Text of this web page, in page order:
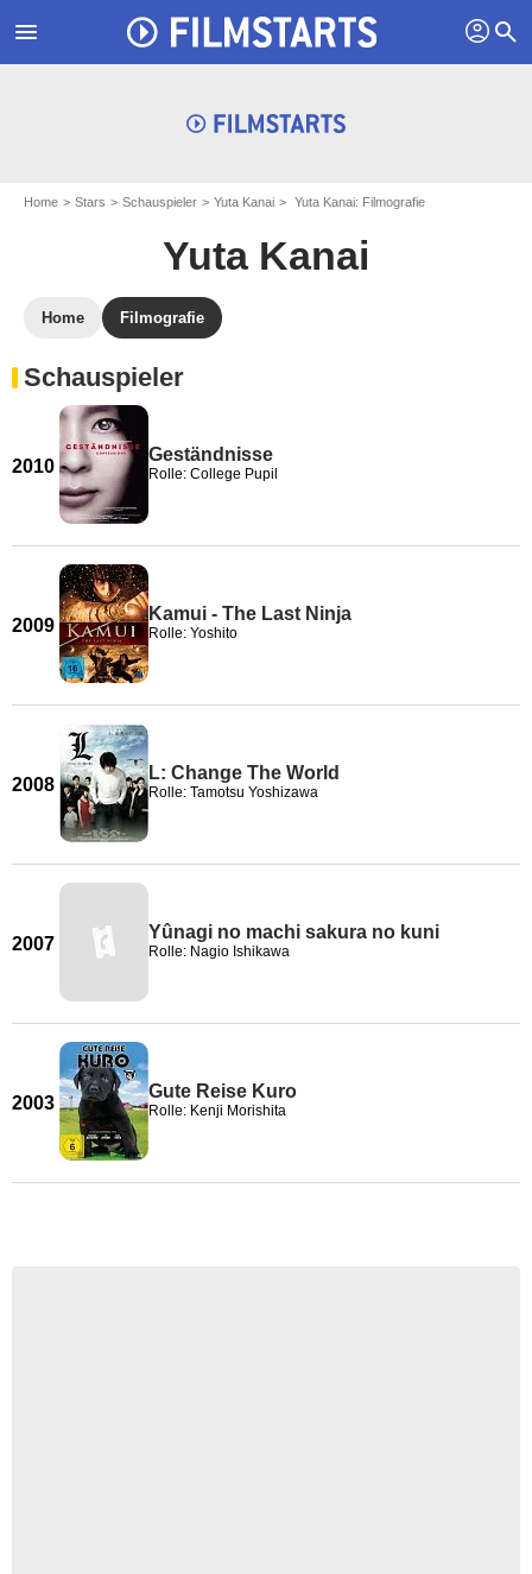
menu profil search
Home Stars Schauspieler Yuta Kanai Yuta Kanai: Filmografie
Yuta Kanai
Home Filmografie
Schauspieler
2010
Geständnisse
Rolle: College Pupil
2009
Kamui - The Last Ninja
Rolle: Yoshito
2008
L: Change The World
Rolle: Tamotsu Yoshizawa
2007
Yûnagi no machi sakura no kuni
Rolle: Nagio Ishikawa
2003
Gute Reise Kuro
Rolle: Kenji Morishita